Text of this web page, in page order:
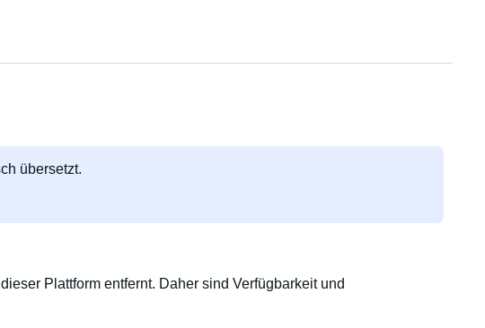
übersetzt.
Plattform entfernt. Daher sind Verfügbarkeit und